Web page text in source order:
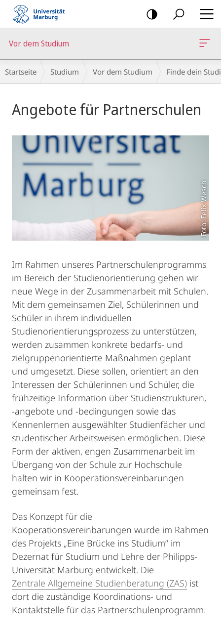
Mobile-
Navigation
Vor dem Studium
Breadcrumb-
Navigation
Startseite Studium Vor dem Studium Finde dein
Angebote für Partnerschulen
Foto: Felix Wesch
Im Rahmen unseres Partnerschulenprogramms
im Bereich der Studienorientierung gehen wir
neue Wege in der Zusammenarbeit mit Schulen.
Mit dem gemeinsamen Ziel, Schülerinnen und
Schüler in ihrem individuellen
Studienorientierungsprozess zu unterstützen,
werden zusammen konkrete bedarfs- und
zielgruppenorientierte Maßnahmen geplant
und umgesetzt. Diese sollen, orientiert an den
Interessen der Schülerinnen und Schüler, die
frühzeitige Information über Studienstrukturen,
-angebote und -bedingungen sowie das
Kennenlernen ausgewählter Studienfächer und
studentischer Arbeitsweisen ermöglichen. Diese
Form der aktiven, engen Zusammenarbeit im
Übergang von der Schule zur Hochschule
halten wir in Kooperationsvereinbarungen
gemeinsam fest.
Das Konzept für die
Kooperationsvereinbarungen wurde im Rahmen
des Projekts „Eine Brücke ins Studium“ im
Dezernat für Studium und Lehre der Philipps-
Universität Marburg entwickelt. Die
Zentrale Allgemeine Studienberatung (ZAS) ist
dort die zuständige Koordinations- und
Kontaktstelle für das Partnerschulenprogramm.